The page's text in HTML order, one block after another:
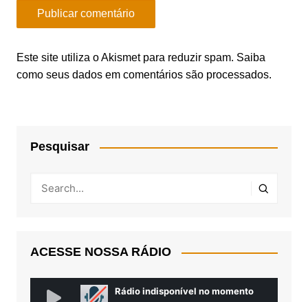
Este site utiliza o Akismet para reduzir spam. Saiba
como seus dados em comentários são processados.
Pesquisar
ACESSE NOSSA RÁDIO